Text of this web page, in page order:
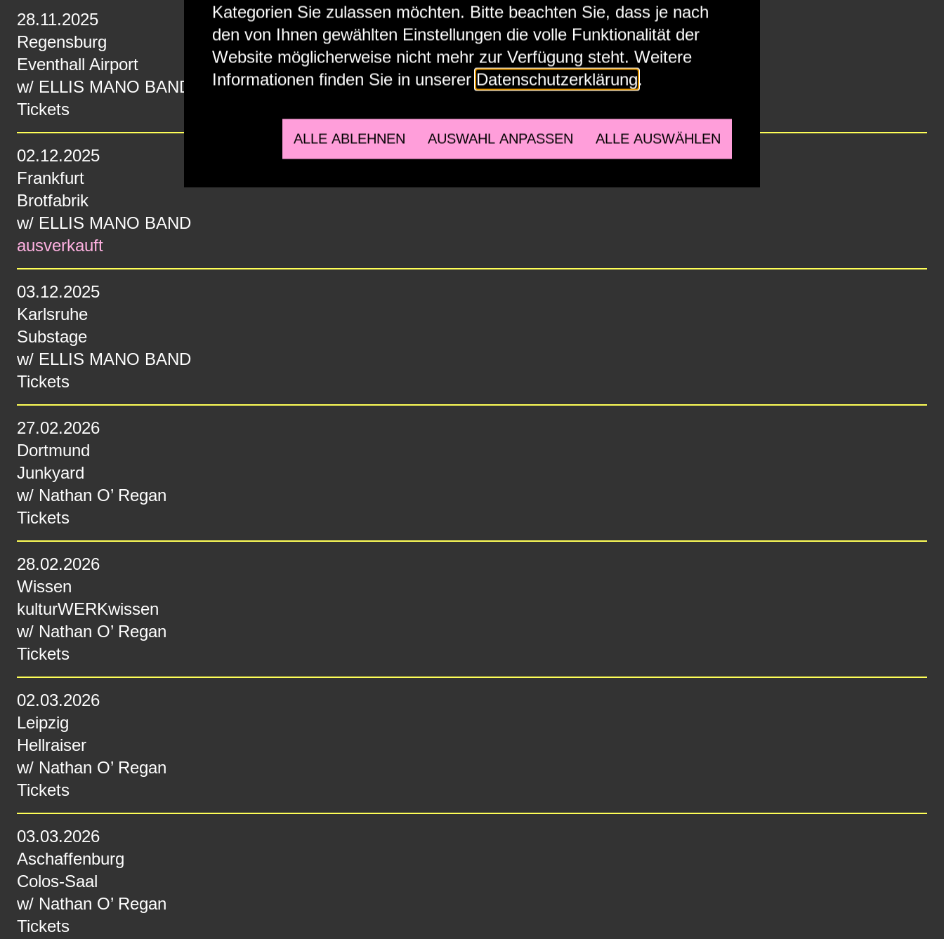
28.11.2025
Regensburg
Eventhall Airport
w/ ELLIS MANO BAND
Tickets
02.12.2025
Frankfurt
Brotfabrik
w/ ELLIS MANO BAND
ausverkauft
03.12.2025
Karlsruhe
Substage
w/ ELLIS MANO BAND
Tickets
27.02.2026
Dortmund
Junkyard
w/ Nathan O’ Regan
Tickets
28.02.2026
Wissen
kulturWERKwissen
w/ Nathan O’ Regan
Tickets
02.03.2026
Leipzig
Hellraiser
w/ Nathan O’ Regan
Tickets
03.03.2026
Aschaffenburg
Colos-Saal
w/ Nathan O’ Regan
Tickets
Kategorien Sie zulassen möchten. Bitte beachten Sie, dass je nach
den von Ihnen gewählten Einstellungen die volle Funktionalität der
Website möglicherweise nicht mehr zur Verfügung steht. Weitere
Informationen finden Sie in unserer Datenschutzerklärung.
ALLE ABLEHNEN AUSWAHL ANPASSEN ALLE AUSWÄHLEN